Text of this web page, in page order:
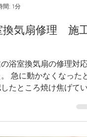
気扇修理 施工
急に動かなくなったと
たところ焼け焦げてい